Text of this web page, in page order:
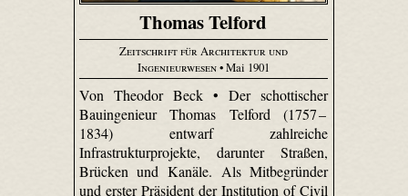
Thomas Telford
Zeitschrift für Architektur und
Ingenieurwesen• Mai 1901
Von Theodor Beck • Der schottischer
Bauingenieur Thomas Telford (1757 –
1834) entwarf zahlreiche
Infrastrukturprojekte, darunter Straßen,
Brücken und Kanäle. Als Mitbegründer
und erster Präsident der Institution of Civil